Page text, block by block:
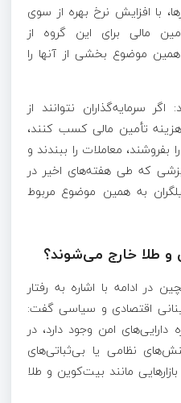
با افزایش نرخ بهره از سوی
مالی برای این گروه از
موضوع بخشی از آنها را
سرمایه‌گذاران نتوانند از
تأمین مالی کسب کنند،
معاملات را ببندند و
که طی هفته‌های اخیر در
به همین موضوع مربوط
و طلا خارج می‌شوند؟
در ادامه با اشاره به رفتار
اقتصادی و سیاسی گفت:
دارایی‌های امن وجود دارد، در
نظامی یا بی‌ثباتی‌های
مانند بیت‌کوین و طلا